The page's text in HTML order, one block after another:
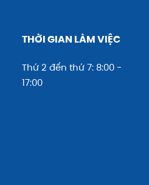
THỜI GIAN LÀM VIỆC
Thứ 2 đến thứ 7: 8:00 -
17:00